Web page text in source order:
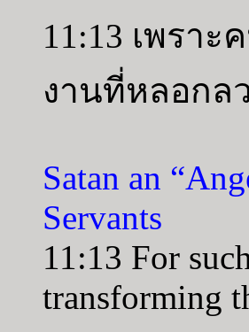
11:13 เพรา
งานที่หลอกล
Satan an
Servants
11:13 For
transforming